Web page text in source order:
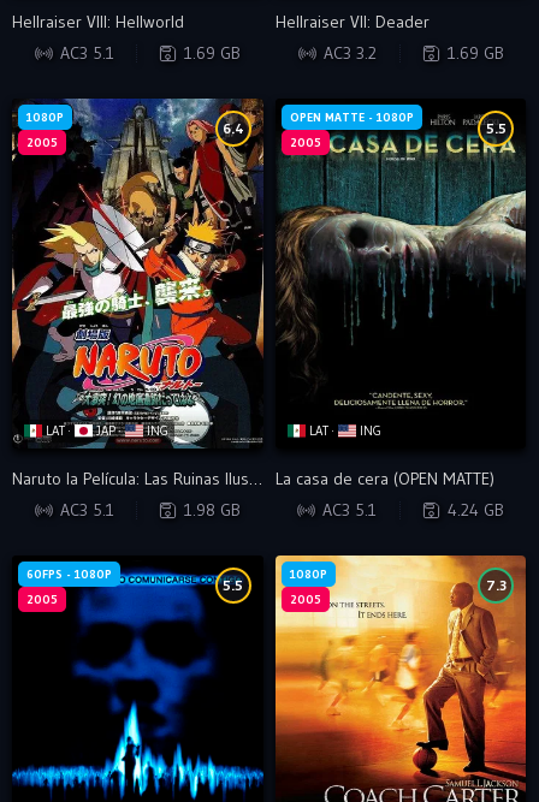
WEB-DL
Hellraiser VIII: Hellworld
AC3 5.1
1.69 GB WEB-DL
Hellraiser VII: Deader
AC3 3.2
1.69 GB
1080P
2005
6.4
LAT · JAP · ING
WEB-DL
Naruto la Película: Las Ruinas Ilusorias en lo Profundo de la Tierra (OPEN MATTE)
AC3 5.1
1.98 GB
OPEN MATTE - 1080P
2005
5.5
LAT · ING
BRRIP
La casa de cera (OPEN MATTE)
AC3 5.1
4.24 GB
60FPS - 1080P
2005
5.5
1080P
2005
7.3